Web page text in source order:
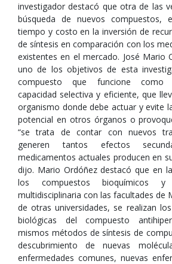
investigador destacó que otra de las
búsqueda de nuevos compuestos,
tiempo y costo en la inversión de
de síntesis en comparación con los
existentes en el mercado. José Mario
uno de los objetivos de esta
compuesto que funcione como
capacidad selectiva y eficiente, que
organismo donde debe actuar y evite
potencial en otros órganos o
“se trata de contar con nuevos
generen tantos efectos
medicamentos actuales producen en
dijo. Mario Ordóñez destacó que en
los compuestos bioquímicos y
multidisciplinaria con las facultades de
de otras universidades, se realizan
biológicas del compuesto
mismos métodos de síntesis de
descubrimiento de nuevas
enfermedades comunes, nuevas